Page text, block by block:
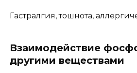
Гастралгия, тошнота,
Взаимодействие
другими веществами